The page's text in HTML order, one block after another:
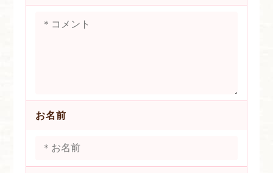
お名前